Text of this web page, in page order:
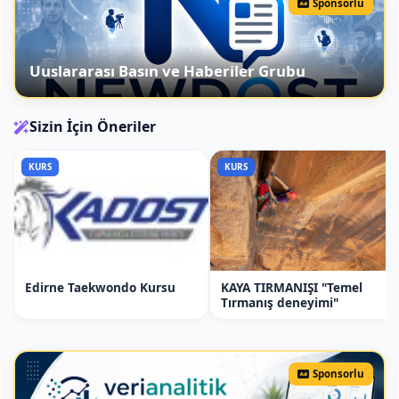
götürme, dizgin kullanımı.
Mersin Binicilik Kursu Hafta: Doğru
Oturuş ve Yönlendirme
Doğru Oturuş:At üzerinde doğru
At Yönlendirme:Atla adeta
yürüyüş ve dönüşler, atı
yönlendirme teknikleri.
Mersin Binicilik Kursu Hafta: İleri
Düzey Yönlendirme
Topuk ve Ses Yardımı:Atı topuk
ve ses yardımı ile yönlendirme
İstasyon Yürüyüşleri:Atla
istasyon yürüyüşleri.
Sponsorlu
Uuslararası Basın ve Haberiler Grubu
Sizin İçin Öneriler
KURS
Edirne Taekwondo Kursu
KURS
KAYA TIRMANIŞI "Temel
Tırmanış deneyimi"
Sponsorlu